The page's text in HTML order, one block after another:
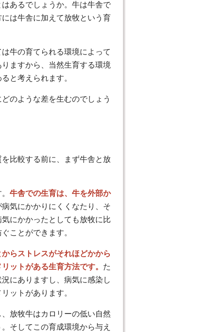
あるでしょうか。牛は牛舎で
は牛舎に加えて放牧という育
牛の育てられる環境によって
ますから、当然生育する環境
と考えられます。
のような差を生むのでしょう
比較する前に、まず牛舎と放
牛舎での生育は、牛を外部か
気にかかりにくくなたり、そ
にかかったとしても放牧に比
ことができます。
らストレスがそれほどかから
ットがある生育方法です。 た
にありますし、病気に感染し
ットがあります。
放牧牛はカロリーの低い自然
そしてこの育成環境から与え